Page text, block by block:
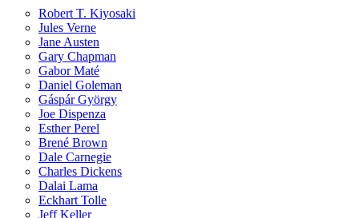
Robert T. Kiyosaki
Jules Verne
Jane Austen
Gary Chapman
Gabor Maté
Daniel Goleman
Gáspár György
Joe Dispenza
Esther Perel
Brené Brown
Dale Carnegie
Charles Dickens
Dalai Lama
Eckhart Tolle
Jeff Keller